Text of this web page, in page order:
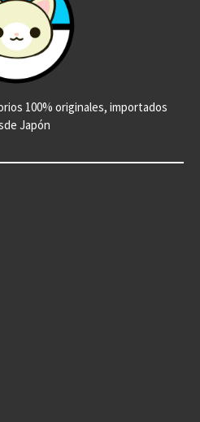
100% originales, importados
Japón